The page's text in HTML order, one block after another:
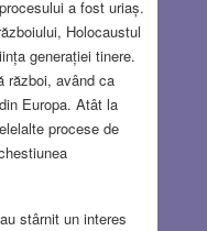
a fost uriaș.
Holocaustul
generației tinere.
război, având ca
Europa. Atât la
procese de
stârnit un interes